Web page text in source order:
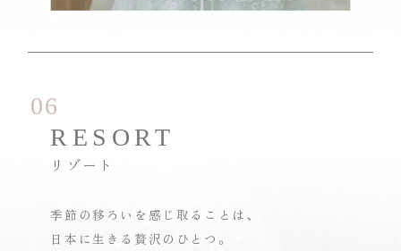
06
RESORT
リゾート
季節の移ろいを感じ取ることは、
日本に生きる贅沢のひとつ。